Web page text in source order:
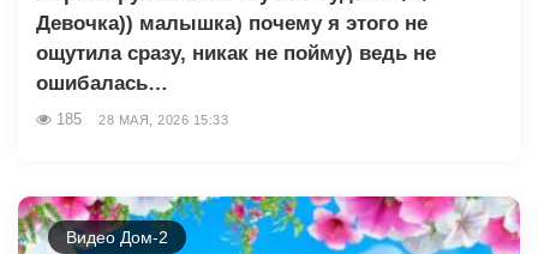
Девочка)) малышка) почему я этого не
ощутила сразу, никак не пойму) ведь не
ошибалась…
185 28 МАЯ, 2026 15:33
Видео Дом-2